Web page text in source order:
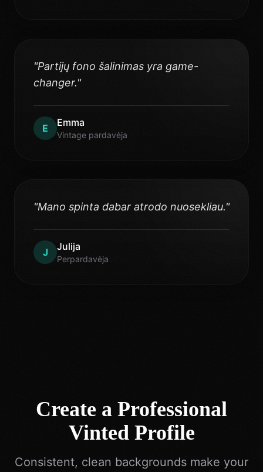
"Partijų fono šalinimas yra game-
changer."
E Emma
Vintage pardavėja
"Mano spinta dabar atrodo nuosekliau."
J Julija
Perpardavėja
Create a Professional
Vinted Profile
Consistent, clean backgrounds make your